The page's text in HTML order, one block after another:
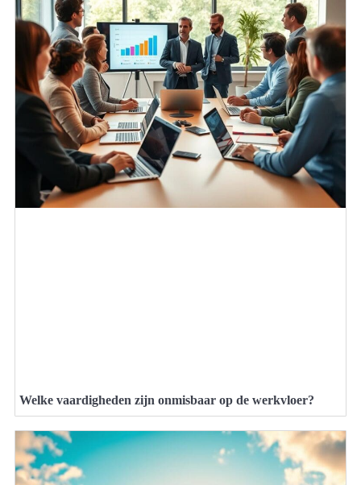
Welke vaardigheden zijn onmisbaar op de werkvloer?